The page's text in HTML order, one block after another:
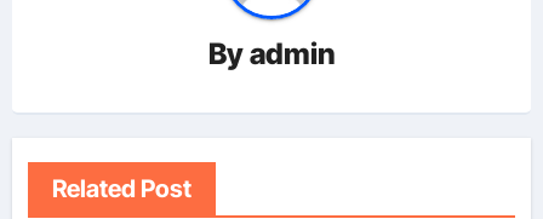
Byadmin
Related Post